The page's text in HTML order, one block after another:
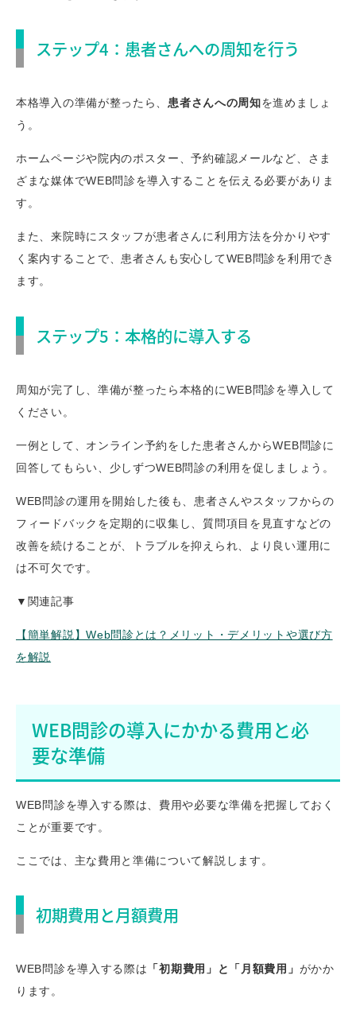
ステップ4：患者さんへの周知を行う
本格導入の準備が整ったら、 患者さんへの周知を進めましょ
う。
ホームページや院内のポスター、予約確認メールなど、さま
ざまな媒体でWEB問診を導入することを伝える必要がありま
す。
また、来院時にスタッフが患者さんに利用方法を分かりやす
く案内することで、患者さんも安心してWEB問診を利用でき
ます。
ステップ5：本格的に導入する
周知が完了し、準備が整ったら本格的にWEB問診を導入して
ください。
一例として、オンライン予約をした患者さんからWEB問診に
回答してもらい、少しずつWEB問診の利用を促しましょう。
WEB問診の運用を開始した後も、患者さんやスタッフからの
フィードバックを定期的に収集し、質問項目を見直すなどの
改善を続けることが、トラブルを抑えられ、より良い運用に
は不可欠です。
▼関連記事
【簡単解説】Web問診とは？メリット・デメリットや選び方
を解説
WEB問診の導入にかかる費用と必
要な準備
WEB問診を導入する際は、費用や必要な準備を把握しておく
ことが重要です。
ここでは、主な費用と準備について解説します。
初期費用と月額費用
WEB問診を導入する際は 「初期費用」と「月額費用」 がかか
ります。